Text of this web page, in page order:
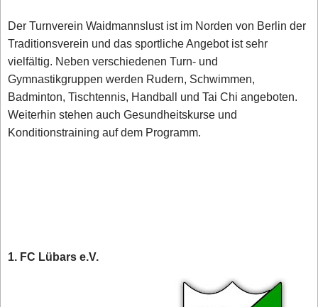
Der Turnverein Waidmannslust ist im Norden von Berlin der
Traditionsverein und das sportliche Angebot ist sehr
vielfältig. Neben verschiedenen Turn- und
Gymnastikgruppen werden Rudern, Schwimmen,
Badminton, Tischtennis, Handball und Tai Chi angeboten.
Weiterhin stehen auch Gesundheitskurse und
Konditionstraining auf dem Programm.
1. FC Lübars e.V.